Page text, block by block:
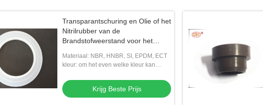
Transparantschuring en Olie of het
Nitrilrubber van de
Brandstofweerstand voor het
Materiaal: NBR, HNBR, SI, EPDM, ECT
kleur: om het even welke kleur kan
Krijg Beste Prijs